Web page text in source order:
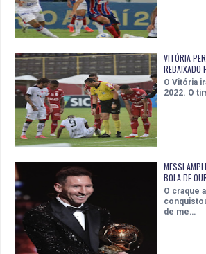
VITÓRIA
REBAIXADO
O Vitória
2022. O
MESSI
BOLA DE
O craque
de me…